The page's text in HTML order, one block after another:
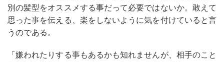
別の髪型をオススメする事だって必要ではないか。敢えて
思った事を伝える、楽をしないように気を付けていると言
うのである。
「嫌われたりする事もあるかも知れませんが、相手のこと